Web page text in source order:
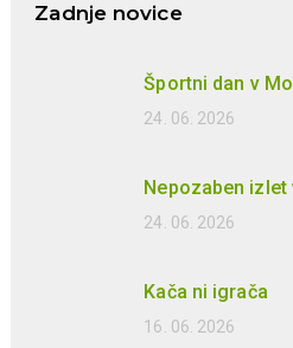
Zadnje novice
Športni dan v
24. 06. 2026
Nepozaben izlet
24. 06. 2026
Kača ni igrača
16. 06. 2026